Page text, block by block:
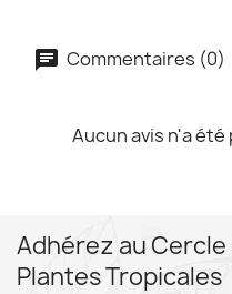
Commentaires (0)
Aucun avis n'a
Adhérez au Cercle
Plantes Tropicales